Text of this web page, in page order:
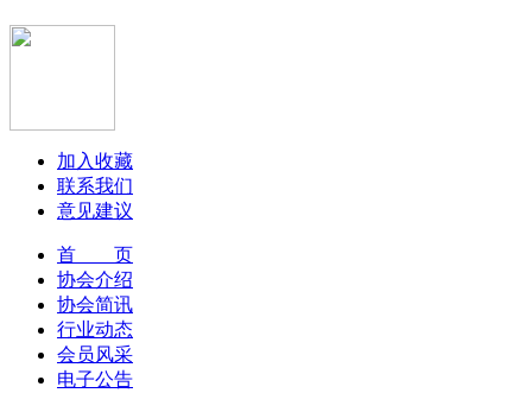
加入收藏
联系我们
意见建议
首 页
协会介绍
协会简讯
行业动态
会员风采
电子公告